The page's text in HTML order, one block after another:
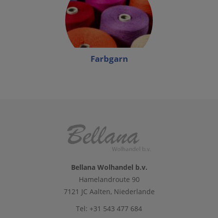
Farbgarn
Bellana Wolhandel b.v.
Hamelandroute 90
7121 JC Aalten, Niederlande
Tel: +31 543 477 684